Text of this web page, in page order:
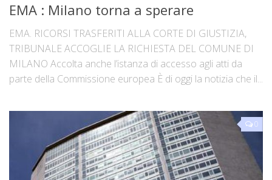
EMA : Milano torna a sperare
EMA. RICORSI TRASFERITI ALLA CORTE DI GIUSTIZIA,
TRIBUNALE ACCOGLIE LA RICHIESTA DEL COMUNE DI
MILANO Accolta anche l’istanza di accesso agli atti da
parte della Commissione europea È di oggi la notizia che il...
0